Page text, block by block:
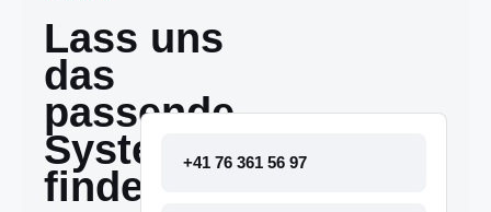
Lass uns
das
passende
System
finden.
+41 76 361 56 97